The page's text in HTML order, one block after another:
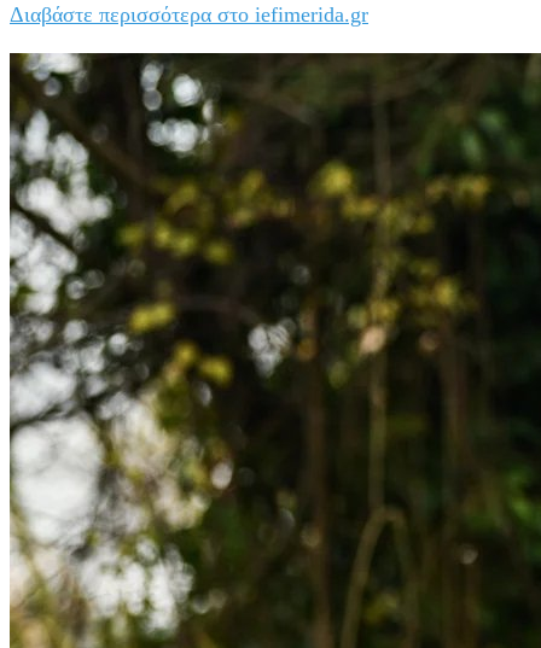
Διαβάστε περισσότερα στο iefimerida.gr